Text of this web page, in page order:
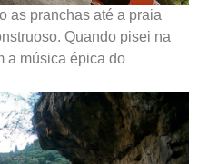
as pranchas até a praia
Quando pisei na
a música épica do